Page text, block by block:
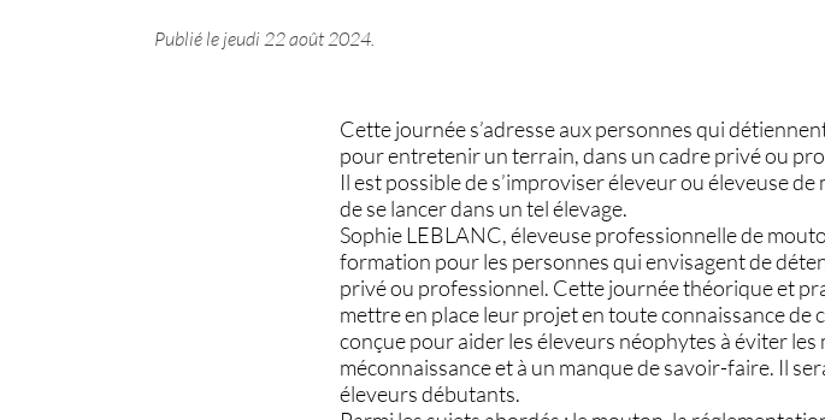
Publié le jeudi 22 août 2024.
Cette journée s’adresse aux personnes qui
pour entretenir un terrain, dans un cadre privé ou
Il est possible de s’improviser éleveur ou éleveuse
de se lancer dans un tel élevage.
Sophie LEBLANC, éleveuse professionnelle de
formation pour les personnes qui envisagent de
privé ou professionnel. Cette journée théorique et
mettre en place leur projet en toute connaissance de
conçue pour aider les éleveurs néophytes à éviter
méconnaissance et à un manque de savoir-faire. Il
éleveurs débutants.